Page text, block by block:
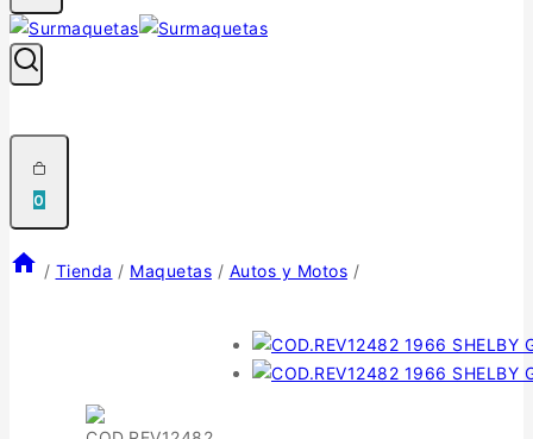
0
/ Tienda / Maquetas / Autos y Motos /